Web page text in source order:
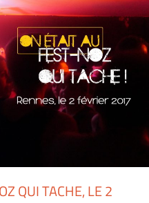
QUI TACHE, LE 2